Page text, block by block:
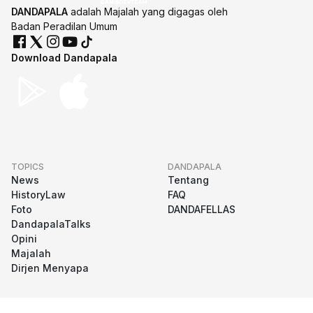
DANDAPALA adalah Majalah yang digagas oleh
Badan Peradilan Umum
Download Dandapala
TOPICS
News
HistoryLaw
Foto
DandapalaTalks
Opini
Majalah
Dirjen Menyapa
DANDAPALA
Tentang
FAQ
DANDAFELLAS